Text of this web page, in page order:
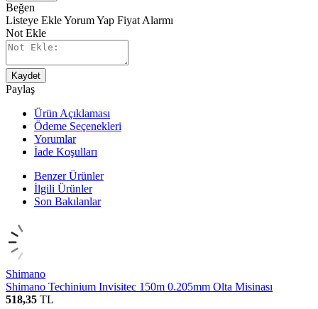
Beğen
Listeye EkleYorum Yap Fiyat Alarmı
Not Ekle
Kaydet
Paylaş
Ürün Açıklaması
Ödeme Seçenekleri
Yorumlar
İade Koşulları
Benzer Ürünler
İlgili Ürünler
Son Bakılanlar
Shimano
Shimano Techinium Invisitec 150m 0.205mm Olta Misinası
518,35 TL